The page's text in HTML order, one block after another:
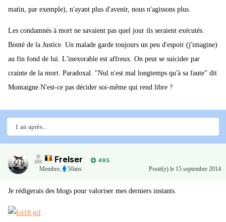
matin, par exemple), n'ayant plus d'avenir, nous n'agissons plus.
Les condamnés à mort ne savaient pas quel jour ils seraient exécutés.
Bonté de la Justice. Un malade garde toujours un peu d'espoir (j'imagine)
au fin fond de lui. L'inexorable est affreux. On peut se suicider par
crainte de la mort. Paradoxal. "Nul n'est mal longtemps qu'à sa faute" dit
Montaigne.N'est-ce pas décider soi-même qui rend libre ?
1 an après...
Frelser
495
Membre, 50ans Posté(e) le 15 septembre 2014
Je rédigerais des blogs pour valoriser mes derniers instants.